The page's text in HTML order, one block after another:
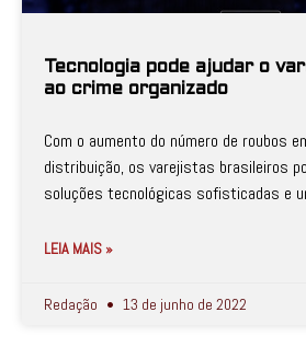
Tecnologia pode ajudar o
ao crime organizado
Com o aumento do número de roubos
distribuição, os varejistas brasileiros
soluções tecnológicas sofisticadas e
LEIA MAIS »
Redação 13 de junho de 2022